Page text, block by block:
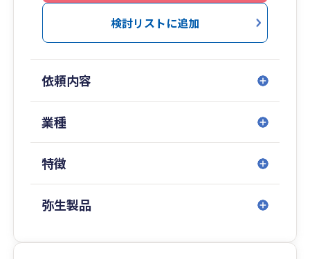
検討リストに追加
依頼内容
業種
特徴
弥生製品